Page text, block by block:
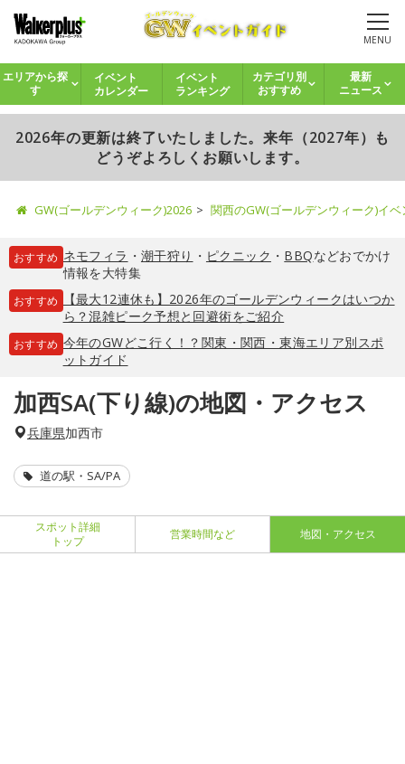
MENU
エリアから探
す
イベント
カレンダー
イベント
ランキング
カテゴリ別
おすすめ
最新
ニュース
2026年の更新は終了いたしました。来年（2027年）も
どうぞよろしくお願いします。
GW(ゴールデンウィーク)2026 関西のGW(ゴールデンウィーク)イ
おすすめ ネモフィラ ・ 潮干狩り ・ ピクニック ・ BBQなどおでかけ
情報を大特集
おすすめ
【最大12連休も】2026年のゴールデンウィークはいつか
ら？混雑ピーク予想と回避術をご紹介
おすすめ 今年のGWどこ行く！？関東・関西・東海エリア別スポ
ットガイド
加西SA(下り線)の地図・アクセス
兵庫県加西市
道の駅・SA/PA
スポット詳細
トップ
営業時間など 地図・アクセス